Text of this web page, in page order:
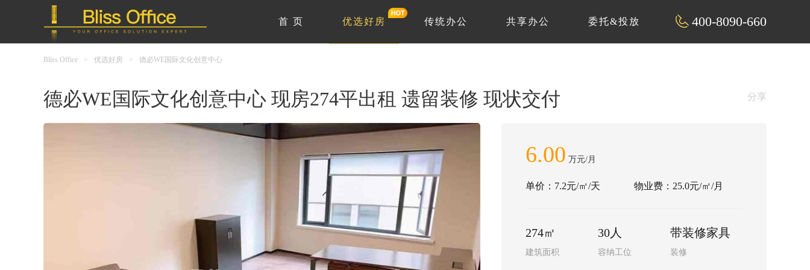
400-8090-660
首 页 优选好房 传统办公 共享办公 委托&投放
Bliss Office > 优选好房 > 德必WE国际文化创意中心
德必WE国际文化创意中心 现房274平出租 遗留装修 现状交付 分享
6.00 万元/月
单价：7.2元/㎡/天 物业费：25.0元/㎡/月
274㎡
建筑面积
30人
容纳工位
带装修家具
装修